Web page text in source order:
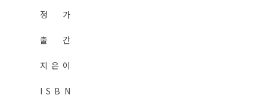
정 가
출 간
지 은 이
I S B N